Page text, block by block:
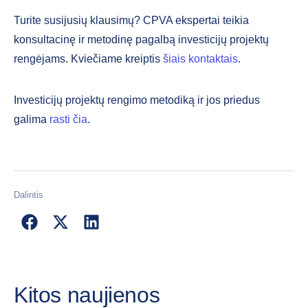
Turite susijusių klausimų? CPVA ekspertai teikia
konsultacinę ir metodinę pagalbą investicijų projektų
rengėjams. Kviečiame kreiptis šiais kontaktais.
Investicijų projektų rengimo metodiką ir jos priedus
galima rasti čia.
Dalintis
Kitos naujienos